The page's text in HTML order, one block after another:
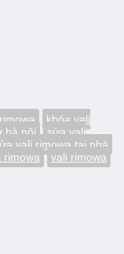
khóa vali
hà nội
sửa vali
vali rimowa tại nhà
rimowa vali rimowa